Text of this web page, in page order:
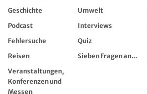
Geschichte Umwelt
Podcast
Interviews
Fehlersuche
Quiz
Reisen
Sieben Fragen an...
Veranstaltungen,
Konferenzen und
Messen